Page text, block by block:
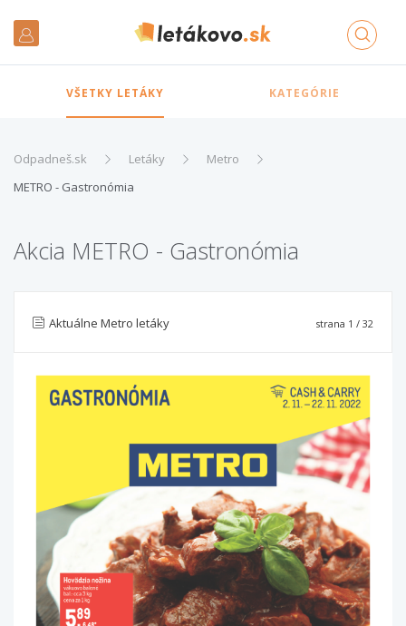
VŠETKY LETÁKY KATEGÓRIE
Odpadneš.sk Letáky
Metro
METRO - Gastronómia
Akcia METRO - Gastronómia
Aktuálne Metro letáky strana 1 / 32